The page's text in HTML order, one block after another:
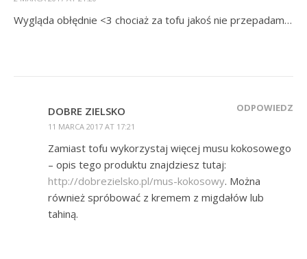
Wygląda obłędnie <3 chociaż za tofu jakoś nie przepadam…
DOBRE ZIELSKO
11 MARCA 2017 AT 17:21
ODPOWIEDZ
Zamiast tofu wykorzystaj więcej musu kokosowego
– opis tego produktu znajdziesz tutaj:
http://dobrezielsko.pl/mus-kokosowy. Można
również spróbować z kremem z migdałów lub
tahiną.